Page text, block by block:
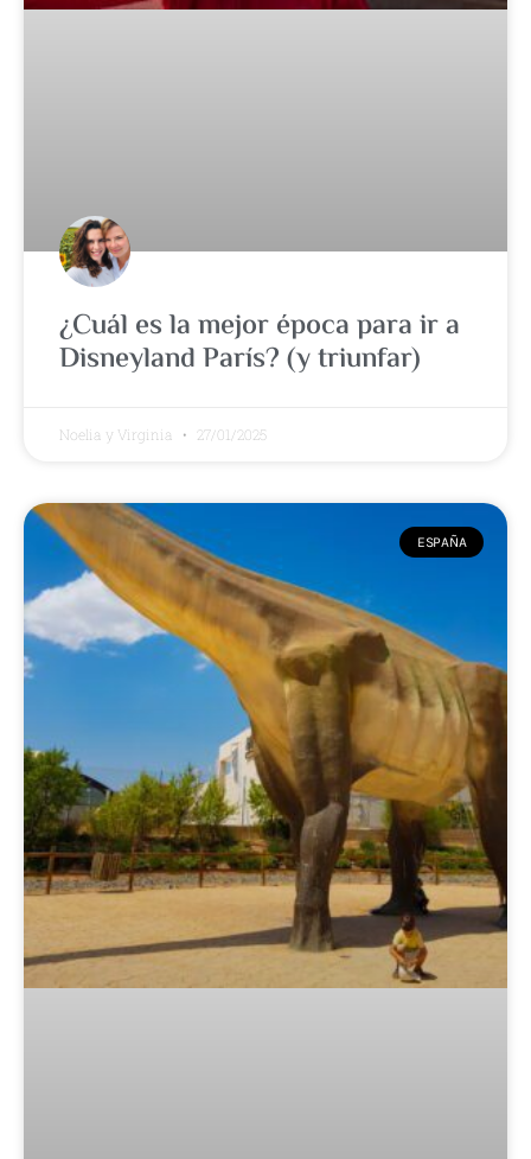
¿Cuál es la mejor época para ir a
Disneyland París? (y triunfar)
Noelia y Virginia 27/01/2025
ESPAÑA